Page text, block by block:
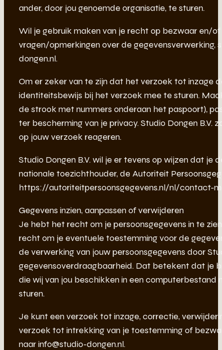
ander, door jou genoemde organisatie, te sturen.
Wil je gebruik maken van je recht op bezwaar en/
vragen/opmerkingen over de gegevensverwerking,
dongen.nl.
Om er zeker van te zijn dat het verzoek tot inzage
identiteitsbewijs bij het verzoek mee te sturen.
de strook met nummers onderaan het paspoort),
ter bescherming van je privacy. Studio Dongen B.V.
op jouw verzoek reageren.
Studio Dongen B.V. wil je er tevens op wijzen dat
nationale toezichthouder, de Autoriteit
https://autoriteitpersoonsgegevens.nl/nl/contact-
Gegevens inzien, aanpassen of verwijderen
Je hebt het recht om je persoonsgegevens in te
recht om je eventuele toestemming voor de
de verwerking van jouw persoonsgegevens door
gegevensoverdraagbaarheid. Dat betekent dat je
die wij van jou beschikken in een computerbestand
sturen.
Je kunt een verzoek tot inzage, correctie,
verzoek tot intrekking van je toestemming of
naar info@studio-dongen.nl.